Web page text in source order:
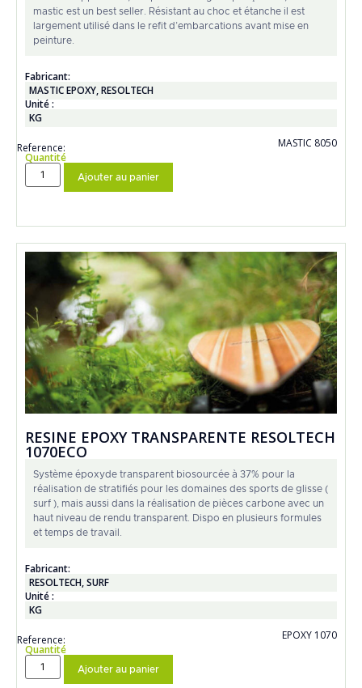
mastic est un best seller. Résistant au choc et étanche il est
largement utilisé dans le refit d’embarcations avant mise en
peinture.
Fabricant:
MASTIC EPOXY,RESOLTECH
Unité :
KG
Reference:
MASTIC 8050
Quantité
Ajouter au panier
RESINE EPOXY TRANSPARENTE RESOLTECH
1070ECO
Système époxyde transparent biosourcée à 37% pour la
réalisation de stratifiés pour les domaines des sports de glisse (
surf ), mais aussi dans la réalisation de pièces carbone avec un
haut niveau de rendu transparent. Dispo en plusieurs formules
et temps de travail.
Fabricant:
RESOLTECH,SURF
Unité :
KG
Reference:
EPOXY 1070
Quantité
Ajouter au panier